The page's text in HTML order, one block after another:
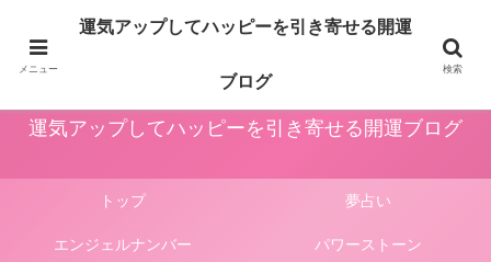
占いや風水、気学やパワーストーン等による運気アップ法は人生をより楽しく
豊かにしてくれます。このサイトではそんな様々な占いやパワーストーンによ
運気アップしてハッピーを引き寄せる開運ブログ
トップ 夢占い
エンジェルナンバー パワーストーン
メニュー
運気アップしてハッピーを引き寄せる開運
ブログ
検索